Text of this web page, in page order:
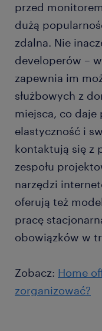
przed
dużą
zdalna. Nie
developerów –
zapewnia im
służbowych z
miejsca, co
elastyczność i
kontaktują się z
zespołu
narzędzi
oferują też
pracę
obowiązków w
Zobacz: Home
zorganizować?